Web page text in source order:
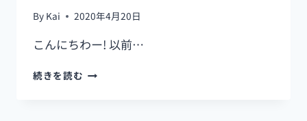
By Kai 2020年4月20日
こんにちわー! 以前…
続きを読む